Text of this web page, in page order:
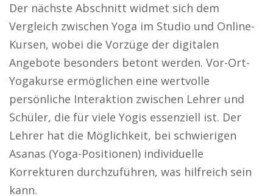
Der nächste Abschnitt widmet sich dem
Vergleich zwischen Yoga im Studio und Online-
Kursen, wobei die Vorzüge der digitalen
Angebote besonders betont werden. Vor-Ort-
Yogakurse ermöglichen eine wertvolle
persönliche Interaktion zwischen Lehrer und
Schüler, die für viele Yogis essenziell ist. Der
Lehrer hat die Möglichkeit, bei schwierigen
Asanas (Yoga-Positionen) individuelle
Korrekturen durchzuführen, was hilfreich sein
kann.